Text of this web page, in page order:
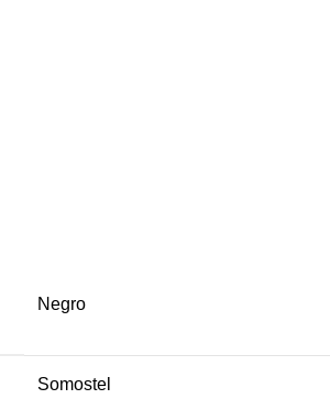
Negro
Somostel